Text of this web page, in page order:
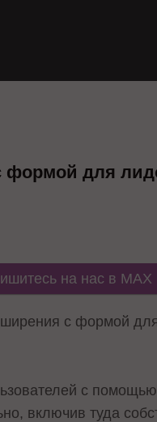
формой для
на нас в MAX
с формой
с
включив туда